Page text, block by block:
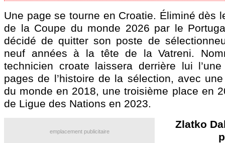
Une page se tourne en Croatie. Éliminé dès
de la Coupe du monde 2026 par le
décidé de quitter son poste de
neuf années à la tête de la Vatreni.
technicien croate laissera derrière lui
pages de l’histoire de la sélection, avec
du monde en 2018, une troisième place en
de Ligue des Nations en 2023.
emplacement publicitaire
Zlatko